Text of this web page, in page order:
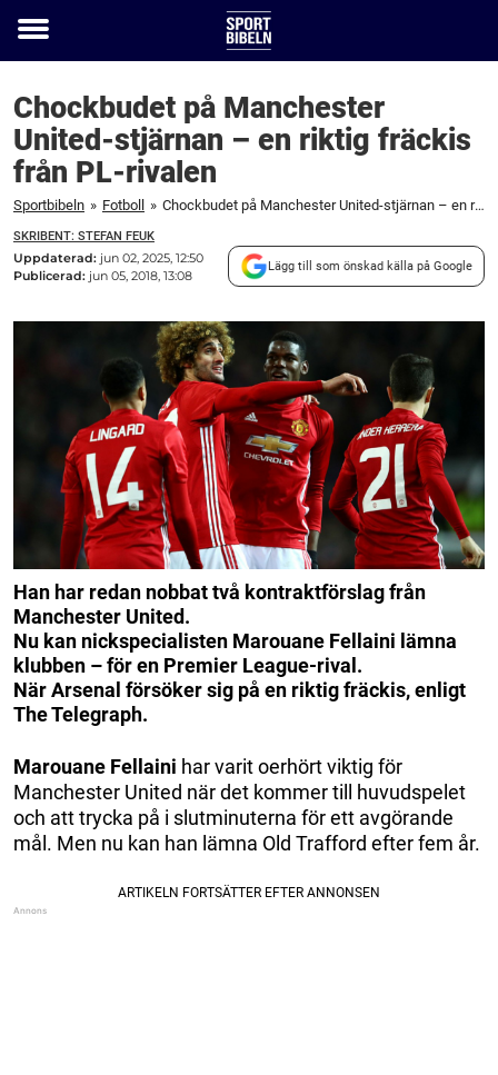
Toggle
Chockbudet på Manchester
United-stjärnan – en riktig fräckis
från PL-rivalen
Sportbibeln » Fotboll » Chockbudet på Manchester United-stjärnan – en riktig fräckis från PL-rivalen
SKRIBENT: STEFAN FEUK
Uppdaterad: jun 02, 2025, 12:50
Publicerad: jun 05, 2018, 13:08
Lägg till som önskad källa på Google
Han har redan nobbat två kontraktförslag från
Manchester United.
Nu kan nickspecialisten Marouane Fellaini lämna
klubben – för en Premier League-rival.
När Arsenal försöker sig på en riktig fräckis, enligt
The Telegraph.
Marouane Fellaini har varit oerhört viktig för
Manchester United när det kommer till huvudspelet
och att trycka på i slutminuterna för ett avgörande
mål. Men nu kan han lämna Old Trafford efter fem år.